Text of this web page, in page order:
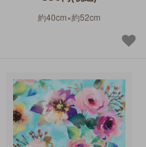
約40cm×約52cm